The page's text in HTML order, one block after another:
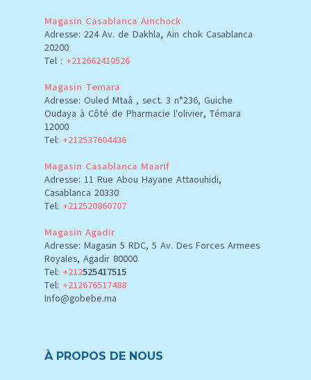
Magasin Casablanca Ainchock
Adresse: 224 Av. de Dakhla, Ain chok Casablanca
20200
Tel : +212662410526
Magasin Temara
Adresse: Ouled Mtaâ , sect. 3 n°236, Guiche
Oudaya à Côté de Pharmacie l'olivier, Témara
12000
Tel: +212537604436
Magasin Casablanca Maarif
Adresse: 11 Rue Abou Hayane Attaouhidi,
Casablanca 20330
Tel: +212520860707
Magasin Agadir
Adresse: Magasin 5 RDC, 5 Av. Des Forces Armees
Royales, Agadir 80000
Tel: +212525417515
Tel: +212676517488
Info@gobebe.ma
À PROPOS DE NOUS